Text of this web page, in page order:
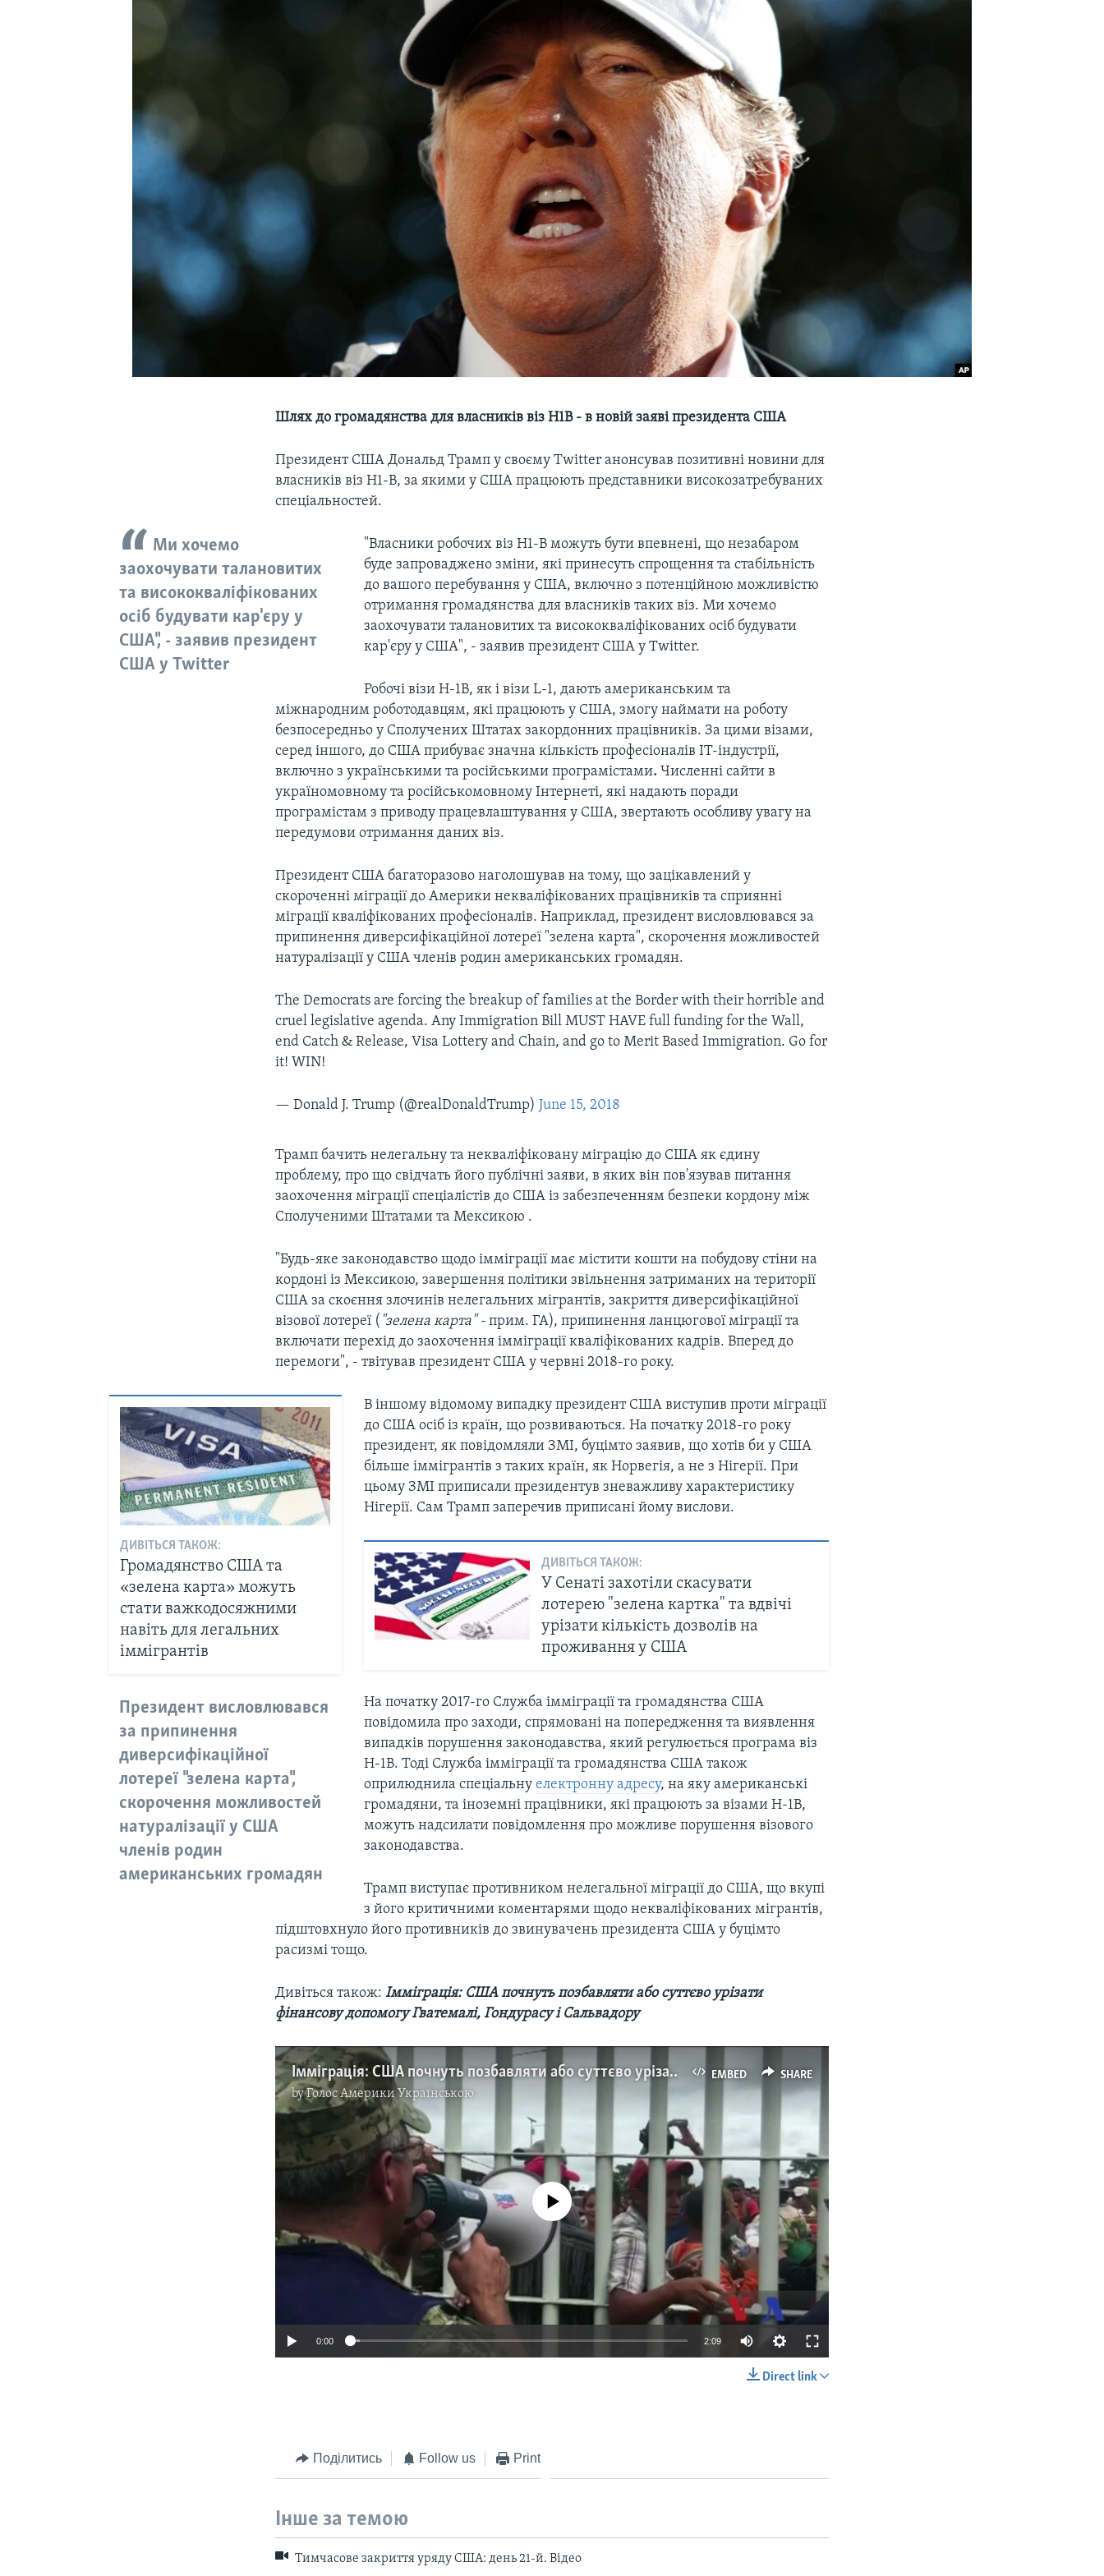
ІСТОРІЇ УСПІХУ УКРАЇНЦІВ
СТУДІЯ ВАШИНГТОН
ПОГЛЯД З ВАШИНГТОНА
Шлях до громадянства для власників віз H1B - в новій заяві президента США
Президент США Дональд Трамп у своєму Twitter анонсував позитивні новини для
власників віз H1-B, за якими у США працюють представники високозатребуваних
спеціальностей.
Ми хочемо
заохочувати талановитих
та висококваліфікованих
осіб будувати кар'єру у
США", - заявив президент
США у Twitter
"Власники робочих віз H1-B можуть бути впевнені, що незабаром
буде запроваджено зміни, які принесуть спрощення та стабільність
до вашого перебування у США, включно з потенційною можливістю
отримання громадянства для власників таких віз. Ми хочемо
заохочувати талановитих та висококваліфікованих осіб будувати
кар'єру у США", - заявив президент США у Twitter.
Робочі візи H-1B, як і візи L-1, дають американським та
міжнародним роботодавцям, які працюють у США, змогу наймати на роботу
безпосередньо у Сполучених Штатах закордонних працівників. За цими візами,
серед іншого, до США прибуває значна кількість професіоналів ІТ-індустрії,
включно з українськими та російськими програмістами.Численні сайти в
україномовному та російськомовному Інтернеті, які надають поради
програмістам з приводу працевлаштування у США, звертають особливу увагу на
передумови отримання даних віз.
Президент США багаторазово наголошував на тому, що зацікавлений у
скороченні міграції до Америки некваліфікованих працівників та сприянні
міграції кваліфікованих професіоналів. Наприклад, президент висловлювався за
припинення диверсифікаційної лотереї "зелена карта", скорочення можливостей
натуралізації у США членів родин американських громадян.
The Democrats are forcing the breakup of families at the Border with their horrible and
cruel legislative agenda. Any Immigration Bill MUST HAVE full funding for the Wall,
end Catch & Release, Visa Lottery and Chain, and go to Merit Based Immigration. Go for
it! WIN!
— Donald J. Trump (@realDonaldTrump)June 15, 2018
Трамп бачить нелегальну та некваліфіковану міграцію до США як єдину
проблему, про що свідчать його публічні заяви, в яких він пов'язував питання
заохочення міграції спеціалістів до США із забезпеченням безпеки кордону між
Сполученими Штатами та Мексикою .
"Будь-яке законодавство щодо імміграції має містити кошти на побудову стіни на
кордоні із Мексикою, завершення політики звільнення затриманих на території
США за скоєння злочинів нелегальних мігрантів, закриття диверсифікаційної
візової лотереї ( "зелена карта" -прим. ГА), припинення ланцюгової міграції та
включати перехід до заохочення імміграції кваліфікованих кадрів. Вперед до
перемоги", - твітував президент США у червні 2018-го року.
ДИВІТЬСЯ ТАКОЖ:
Громадянство США та
«зелена карта» можуть
стати важкодосяжними
навіть для легальних
іммігрантів
В іншому відомому випадку президент США виступив проти міграції
до США осіб із країн, що розвиваються. На початку 2018-го року
президент, як повідомляли ЗМІ, буцімто заявив, що хотів би у США
більше іммігрантів з таких країн, як Норвегія, а не з Нігерії. При
цьому ЗМІ приписали президентув зневажливу характеристику
Нігерії. Сам Трамп заперечив приписані йому вислови.
ДИВІТЬСЯ ТАКОЖ:
У Сенаті захотіли скасувати
лотерею "зелена картка" та вдвічі
урізати кількість дозволів на
проживання у США
Президент висловлювався
за припинення
диверсифікаційної
лотереї "зелена карта",
скорочення можливостей
натуралізації у США
членів родин
американських громадян
На початку 2017-го Служба імміграції та громадянства США
повідомила про заходи, спрямовані на попередження та виявлення
випадків порушення законодавства, який регулюється програма віз
H-1B. Тоді Служба імміграції та громадянства США також
оприлюднила спеціальну електронну адресу, на яку американські
громадяни, та іноземні працівники, які працюють за візами H-1B,
можуть надсилати повідомлення про можливе порушення візового
законодавства.
Трамп виступає противником нелегальної міграції до США, що вкупі
з його критичними коментарями щодо некваліфікованих мігрантів,
підштовхнуло його противників до звинувачень президента США у буцімто
расизмі тощо.
Дивіться також:Імміграція: США почнуть позбавляти або суттєво урізати
фінансову допомогу Гватемалі, Гондурасу і Сальвадору
EMBED SHARE
Імміграція: США почнуть позбавляти або суттєво урізати фінансову допомогу Гватемалі, Гондурасу і Сальвадору.
byГолос Америки Українською
No media source currently available
0:00 2:09
Direct link
Поділитись Follow us Print
Інше за темою
Тимчасове закриття уряду США: день 21-й. Відео